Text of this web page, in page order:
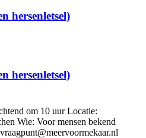
hersenletsel)
hersenletsel)
om 10 uur Locatie:
Wie: Voor mensen bekend